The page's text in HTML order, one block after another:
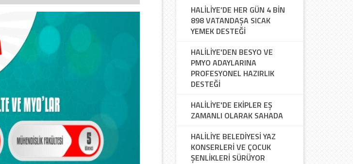
HALİLİYE’DE HER GÜN 4 BİN
898 VATANDAŞA SICAK
YEMEK DESTEĞİ
HALİLİYE'DEN BESYO VE
PMYO ADAYLARINA
PROFESYONEL HAZIRLIK
DESTEĞİ
HALİLİYE'DE EKİPLER EŞ
ZAMANLI OLARAK SAHADA
HALİLİYE BELEDİYESİ YAZ
KONSERLERİ VE ÇOCUK
ŞENLİKLERİ SÜRÜYOR